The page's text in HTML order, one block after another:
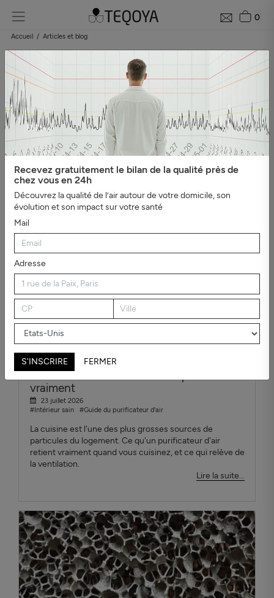
0
Accueil Articles et blog
Blog : guide de la qualité de l'air
Catégories
#Tout afficher
#Bien-être, sommeil et ions
négatifs
#L'essentiel #Guide du purificateur d'air
#Pollution
de l'air
#Asthme et
allergies
#Véhicules #Evénements #Intérieur sain
#Virus,
bactéries et moisissures
#Mauvaises odeurs
#Santé et
productivité au travail
Purificateur d'air cuisine : ce qui marche
vraiment
23 juillet 2026
#Intérieur sain
#Guide du purificateur d'air
La cuisine est l'une des plus grosses sources de
particules du logement. Ce qu'un purificateur d'air
retient vraiment quand vous cuisinez, et ce qui relève de
la ventilation.
Lire la suite...
Recevez gratuitement le bilan de la qualité près de
chez vous en 24h
Découvrez la qualité de l’air autour de votre domicile, son
évolution et son impact sur votre santé
Mail
Adresse
S'INSCRIRE FERMER